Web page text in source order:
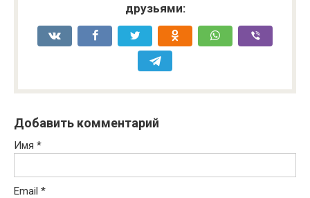
друзьями:
Добавить комментарий
Имя *
Email *